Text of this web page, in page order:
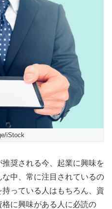
iStock
奨される今、起業に興味を
中、常に注目されているの
っている人はもちろん、資
に興味がある人に必読の